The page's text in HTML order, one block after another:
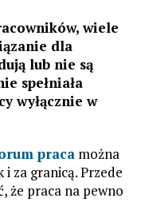
wiele
dla
lub nie są
spełniała
wyłącznie w
praca można
za granicą. Przede
że praca na pewno